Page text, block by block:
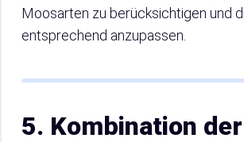
Moosarten zu berücksichtigen und
entsprechend anzupassen.
5. Kombination der